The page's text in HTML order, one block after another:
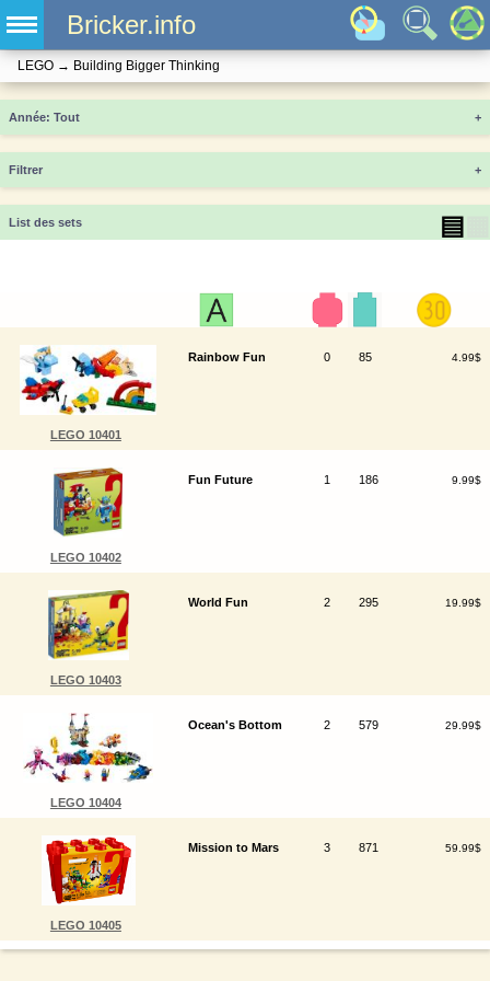
Bricker.info
LEGO → Building Bigger Thinking
Année +
Filtrer +
List des sets ▤
LEGO 10401
Rainbow Fun 0 85 4.99$
LEGO 10402
Fun Future 1 186 9.99$
LEGO 10403
World Fun 2 295 19.99$
LEGO 10404
Ocean's Bottom 2 579 29.99$
LEGO 10405
Mission to Mars 3 871 59.99$